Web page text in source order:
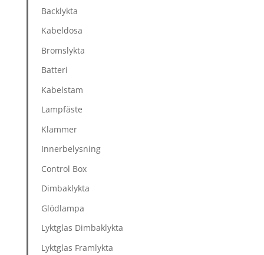
Backlykta
Kabeldosa
Bromslykta
Batteri
Kabelstam
Lampfäste
Klammer
Innerbelysning
Control Box
Dimbaklykta
Glödlampa
Lyktglas Dimbaklykta
Lyktglas Framlykta